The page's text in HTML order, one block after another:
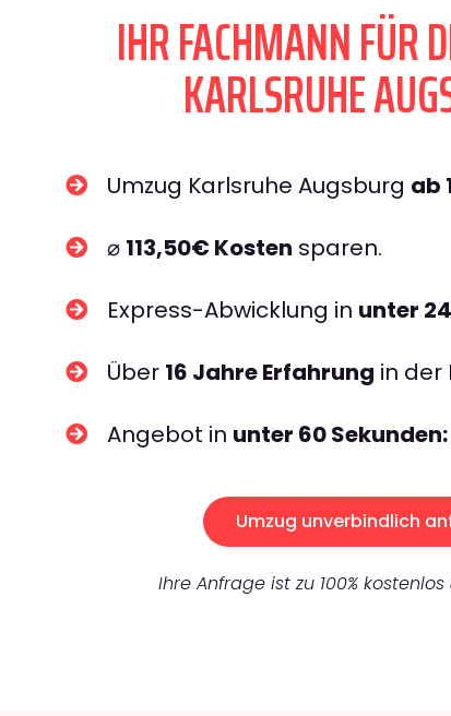
IHR FACHMANN FÜR
KARLSRUHE
Umzug Karlsruhe Augsburg ab
⌀ 113,50€ Kosten sparen.
Express-Abwicklung in unter
Über 16 Jahre Erfahrung in der
Angebot in unter 60 Sekunden:
Umzug unverbindlich
Ihre Anfrage ist zu 100%